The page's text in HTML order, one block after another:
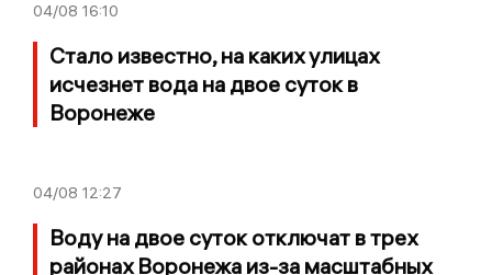
04/08 16:10
Стало известно, на каких улицах
исчезнет вода на двое суток в
Воронеже
04/08 12:27
Воду на двое суток отключат в трех
районах Воронежа из-за масштабных